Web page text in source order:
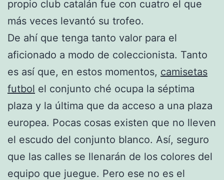
propio club catalán fue con cuatro el que
más veces levantó su trofeo.
De ahí que tenga tanto valor para el
aficionado a modo de coleccionista. Tanto
es así que, en estos momentos, camisetas
futbol el conjunto ché ocupa la séptima
plaza y la última que da acceso a una plaza
europea. Pocas cosas existen que no lleven
el escudo del conjunto blanco. Así, seguro
que las calles se llenarán de los colores del
equipo que juegue. Pero ese no es el